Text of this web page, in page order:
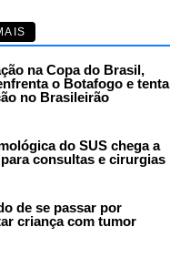
na Copa do Brasil,
o Botafogo e tenta
no Brasileirão
do SUS chega a
consultas e cirurgias
de se passar por
criança com tumor